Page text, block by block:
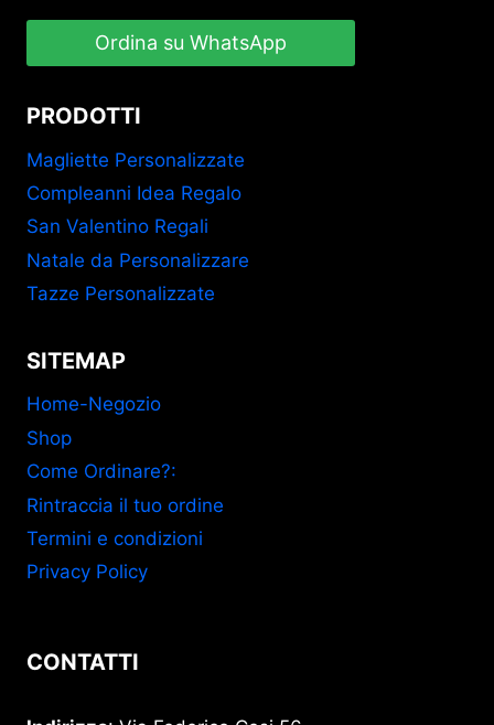
Ordina su WhatsApp
PRODOTTI
Magliette Personalizzate
Compleanni Idea Regalo
San Valentino Regali
Natale da Personalizzare
Tazze Personalizzate
SITEMAP
Home-Negozio
Shop
Come Ordinare?:
Rintraccia il tuo ordine
Termini e condizioni
Privacy Policy
CONTATTI